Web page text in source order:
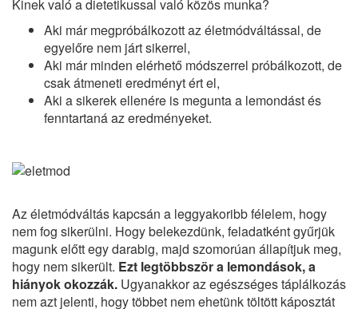
Kinek való a dietetikussal való közös munka?
Aki már megpróbálkozott az életmódváltással, de
egyelőre nem járt sikerrel,
Aki már minden elérhető módszerrel próbálkozott, de
csak átmeneti eredményt ért el,
Aki a sikerek ellenére is megunta a lemondást és
fenntartaná az eredményeket.
Az életmódváltás kapcsán a leggyakoribb félelem, hogy
nem fog sikerülni. Hogy belekezdünk, feladatként gyűrjük
magunk előtt egy darabig, majd szomorúan állapítjuk meg,
hogy nem sikerült. Ezt legtöbbször a lemondások, a
hiányok okozzák. Ugyanakkor az egészséges táplálkozás
nem azt jelenti, hogy többet nem ehetünk töltött káposztát